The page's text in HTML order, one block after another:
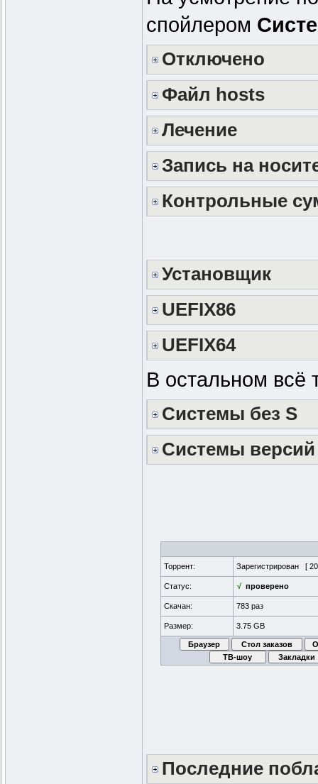
спойлером
Отключено
Файл hosts
Лечение
Запись на
Контрольные
Установщик
UEFIX86
UEFIX64
В остальном всё
Системы без S
Системы версий
Торрент: Зарегистрирован [
Статус: √ проверено
Скачан: 783 раз
Размер: 3.75 GB
Последние